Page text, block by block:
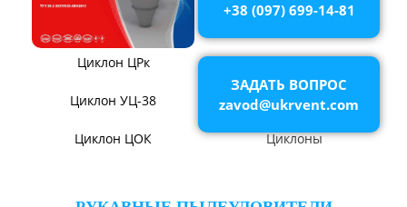
Циклон ЦН-15У/МЧ Циклон ЦМ
Циклоны СИОТ Циклон БЦ-2
+38 (097) 699-14-81
ЗАДАТЬ ВОПРОС
zavod@ukrvent.com